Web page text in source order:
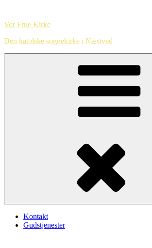
indhold
Vor Frue Kirke
Den katolske sognekirke i Næstved
Kontakt
Gudstjenester